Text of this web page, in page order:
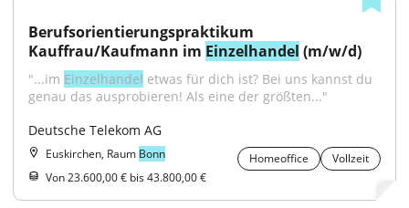
Berufsorientierungspraktikum
Kauffrau/Kaufmann im Einzelhandel (m/w/d)
"...im Einzelhandel etwas für dich ist? Bei uns kannst du
genau das ausprobieren! Als eine der größten..."
Deutsche Telekom AG
Euskirchen, Raum Bonn Homeoffice
Vollzeit
Von 23.600,00 € bis 43.800,00 €